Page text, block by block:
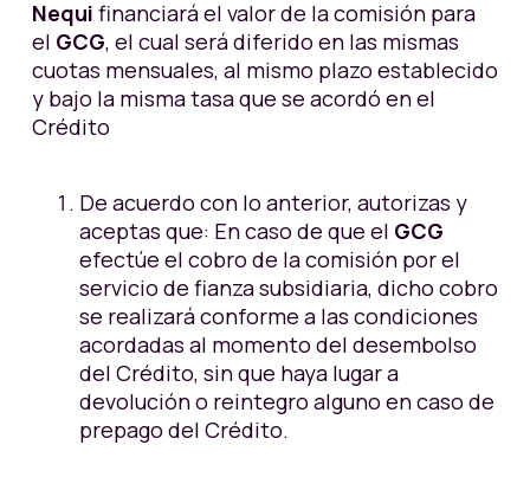
Nequi financiará el valor de la comisión para
el GCG, el cual será diferido en las mismas
cuotas mensuales, al mismo plazo establecido
y bajo la misma tasa que se acordó en el
Crédito
De acuerdo con lo anterior, autorizas y
aceptas que: En caso de que el GCG
efectúe el cobro de la comisión por el
servicio de fianza subsidiaria, dicho cobro
se realizará conforme a las condiciones
acordadas al momento del desembolso
del Crédito, sin que haya lugar a
devolución o reintegro alguno en caso de
prepago del Crédito.